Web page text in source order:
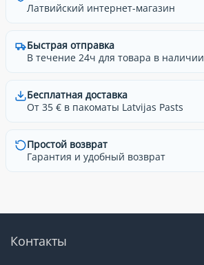
Латвийский интернет-магазин
Быстрая отправка
В течение 24ч для товара в наличии
Бесплатная доставка
От 35 € в пакоматы Latvijas Pasts
Простой возврат
Гарантия и удобный возврат
Контакты